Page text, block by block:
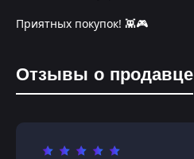
Приятных покупок! 👾🎮
Отзывы о продавце